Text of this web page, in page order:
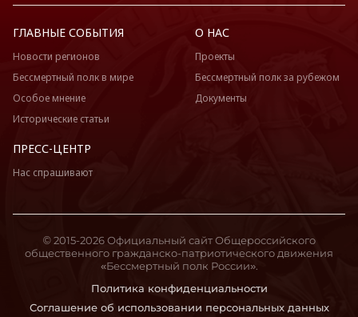
ГЛАВНЫЕ СОБЫТИЯ
Новости регионов
Бессмертный полк в мире
Особое мнение
Исторические статьи
О НАС
Проекты
Бессмертный полк за рубежом
Документы
ПРЕСС-ЦЕНТР
Нас спрашивают
Политика конфиденциальности
Соглашение об использовании персональных данных
© 2015-2026 Официальный сайт Общероссийского
общественного гражданско-патриотического движения
«Бессмертный полк России».